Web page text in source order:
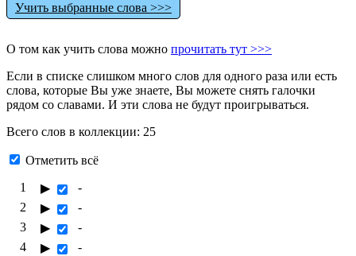
Учить выбранные слова >>>
О том как учить слова можно прочитать тут >>>
Если в списке слишком много слов для одного раза или есть
слова, которые Вы уже знаете, Вы можете снять галочки
рядом со славами. И эти слова не будут проигрываться.
Всего слов в коллекции: 25
Отметить всё
1
▶
-
2
▶
-
3
▶
-
4
▶
-